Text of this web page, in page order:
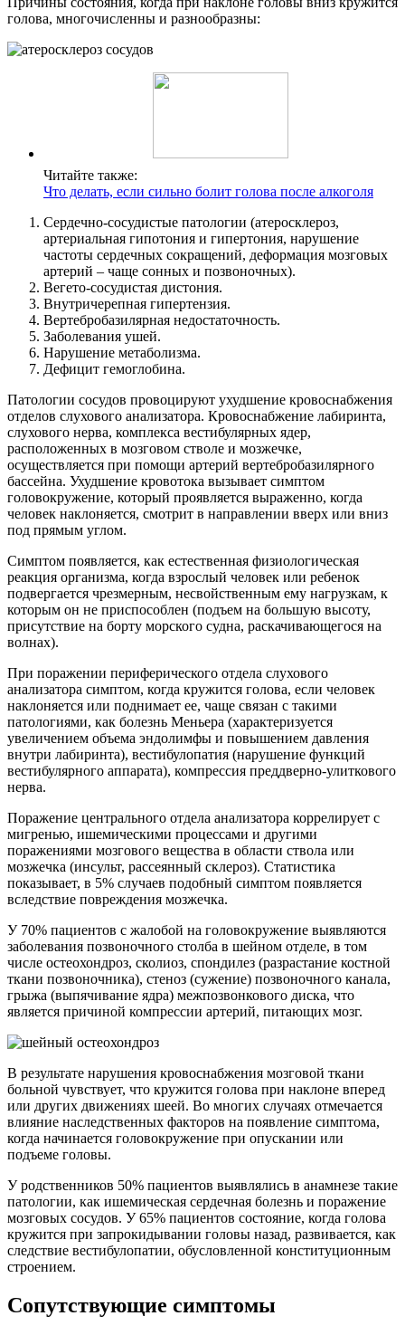
голова, многочисленны и разнообразны:
Читайте также:
Что делать, если сильно болит голова после алкоголя
Сердечно-сосудистые патологии (атеросклероз,
артериальная гипотония и гипертония, нарушение
частоты сердечных сокращений, деформация мозговых
артерий – чаще сонных и позвоночных).
Вегето-сосудистая дистония.
Внутричерепная гипертензия.
Вертебробазилярная недостаточность.
Заболевания ушей.
Нарушение метаболизма.
Дефицит гемоглобина.
Патологии сосудов провоцируют ухудшение кровоснабжения
отделов слухового анализатора. Кровоснабжение лабиринта,
слухового нерва, комплекса вестибулярных ядер,
расположенных в мозговом стволе и мозжечке,
осуществляется при помощи артерий вертебробазилярного
бассейна. Ухудшение кровотока вызывает симптом
головокружение, который проявляется выраженно, когда
человек наклоняется, смотрит в направлении вверх или вниз
под прямым углом.
Симптом появляется, как естественная физиологическая
реакция организма, когда взрослый человек или ребенок
подвергается чрезмерным, несвойственным ему нагрузкам, к
которым он не приспособлен (подъем на большую высоту,
присутствие на борту морского судна, раскачивающегося на
волнах).
При поражении периферического отдела слухового
анализатора симптом, когда кружится голова, если человек
наклоняется или поднимает ее, чаще связан с такими
патологиями, как болезнь Меньера (характеризуется
увеличением объема эндолимфы и повышением давления
внутри лабиринта), вестибулопатия (нарушение функций
вестибулярного аппарата), компрессия преддверно-улиткового
нерва.
Поражение центрального отдела анализатора коррелирует с
мигренью, ишемическими процессами и другими
поражениями мозгового вещества в области ствола или
мозжечка (инсульт, рассеянный склероз). Статистика
показывает, в 5% случаев подобный симптом появляется
вследствие повреждения мозжечка.
У 70% пациентов с жалобой на головокружение выявляются
заболевания позвоночного столба в шейном отделе, в том
числе остеохондроз, сколиоз, спондилез (разрастание костной
ткани позвоночника), стеноз (сужение) позвоночного канала,
грыжа (выпячивание ядра) межпозвонкового диска, что
является причиной компрессии артерий, питающих мозг.
В результате нарушения кровоснабжения мозговой ткани
больной чувствует, что кружится голова при наклоне вперед
или других движениях шеей. Во многих случаях отмечается
влияние наследственных факторов на появление симптома,
когда начинается головокружение при опускании или
подъеме головы.
У родственников 50% пациентов выявлялись в анамнезе такие
патологии, как ишемическая сердечная болезнь и поражение
мозговых сосудов. У 65% пациентов состояние, когда голова
кружится при запрокидывании головы назад, развивается, как
следствие вестибулопатии, обусловленной конституционным
строением.
Сопутствующие симптомы